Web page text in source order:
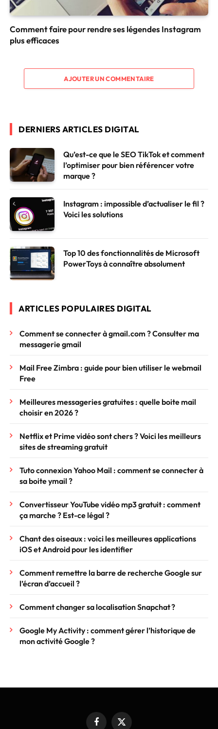
Comment faire pour rendre ses légendes Instagram
plus efficaces
AJOUTER UN COMMENTAIRE
DERNIERS ARTICLES DIGITAL
Qu’est-ce que le SEO TikTok et comment
l’optimiser pour bien référencer votre
marque ?
Instagram : impossible d’actualiser le fil ?
Voici les solutions
Top 10 des fonctionnalités de Microsoft
PowerToys à connaître absolument
ARTICLES POPULAIRES DIGITAL
Comment se connecter à gmail.com ? Consulter ma
messagerie gmail
Mail Free Zimbra : guide pour bien utiliser le webmail
Free
Meilleures messageries gratuites : quelle boite mail
choisir en 2026 ?
Netflix et Prime vidéo sont chers ? Voici les meilleurs
sites de streaming gratuit
Tuto connexion Yahoo Mail : comment se connecter à
sa boite ymail ?
Convertisseur YouTube vidéo mp3 gratuit : comment
ça marche ? Est-ce légal ?
Chant des oiseaux : voici les meilleures applications
iOS et Android pour les identifier
Comment remettre la barre de recherche Google sur
l’écran d’accueil ?
Comment changer sa localisation Snapchat ?
Google My Activity : comment gérer l’historique de
mon activité Google ?
FacebookX